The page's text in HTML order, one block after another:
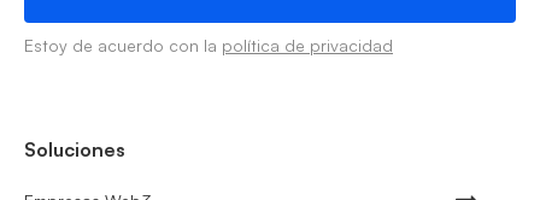
Estoy de acuerdo con la política de privacidad
Soluciones